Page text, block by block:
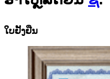
ໃບຢັ້ງຢືນ